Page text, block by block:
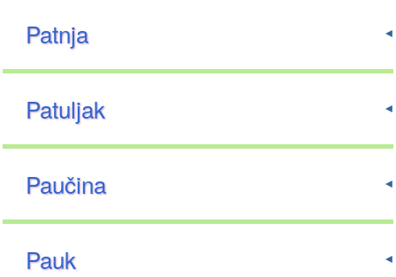
Patnja
Patuljak
Paučina
Pauk